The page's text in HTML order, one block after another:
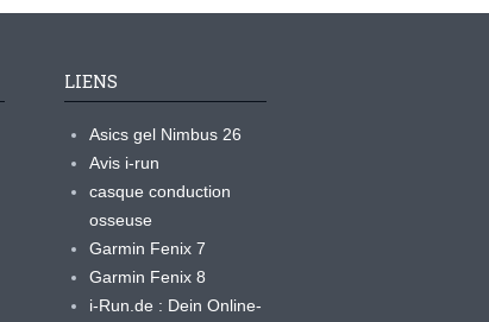
LIENS
Asics gel Nimbus 26
Avis i-run
casque conduction
osseuse
Garmin Fenix 7
Garmin Fenix 8
i-Run.de : Dein Online-